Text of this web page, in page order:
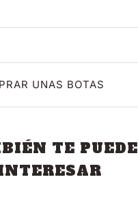
UNAS BOTAS
TE PUEDE